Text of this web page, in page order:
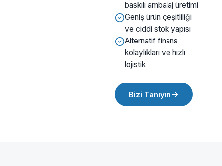
baskılı ambalaj üretimi
Geniş ürün çeşitliliği
ve ciddi stok yapısı
Alternatif finans
kolaylıkları ve hızlı
lojistik
Bizi Tanıyın